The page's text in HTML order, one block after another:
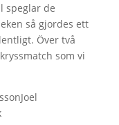
speglar de
så gjordes ett
Över två
som vi